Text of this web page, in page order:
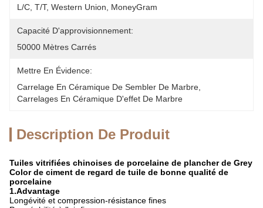
L/C, T/T, Western Union, MoneyGram
Capacité D'approvisionnement:
50000 Mètres Carrés
Mettre En Évidence:
Carrelage En Céramique De Sembler De Marbre
Carrelages En Céramique D'effet De Marbre
Description De Produit
Tuiles vitrifiées chinoises de porcelaine de plancher de Grey
Color de ciment de regard de tuile de bonne qualité de
porcelaine
1.Advantage
Longévité et compression-résistance fines